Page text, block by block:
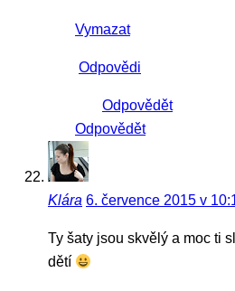
Vymazat
Odpovědi
Odpovědět
Odpovědět
Klára 6. července 2015 v
Ty šaty jsou skvělý a moc ti
dětí